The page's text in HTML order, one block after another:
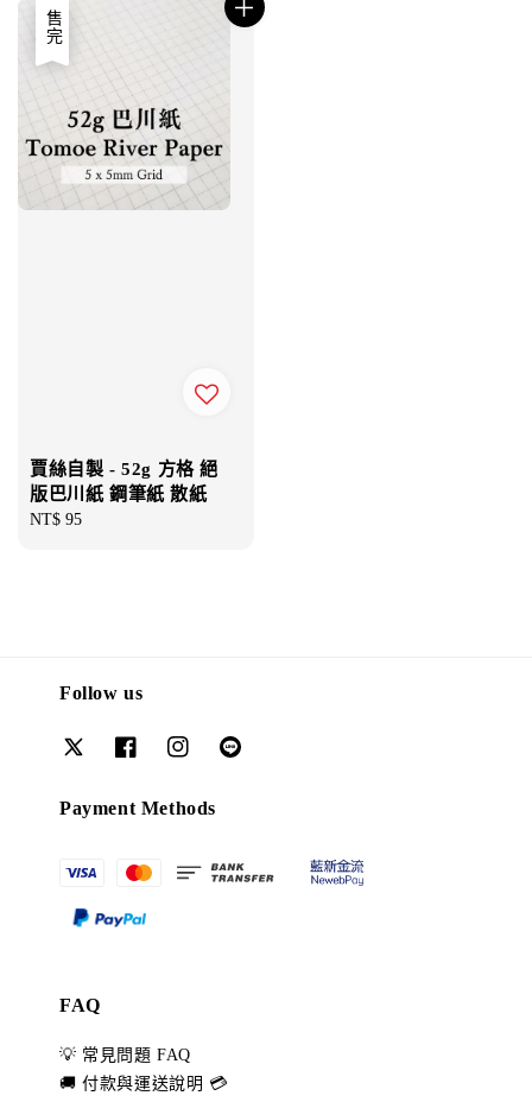
售完
賈絲自製 - 52g 方格 絕
版巴川紙 鋼筆紙 散紙
Regular
NT$ 95
Follow us
Payment Methods
FAQ
💡 常見問題 FAQ
🚚 付款與運送說明 💳